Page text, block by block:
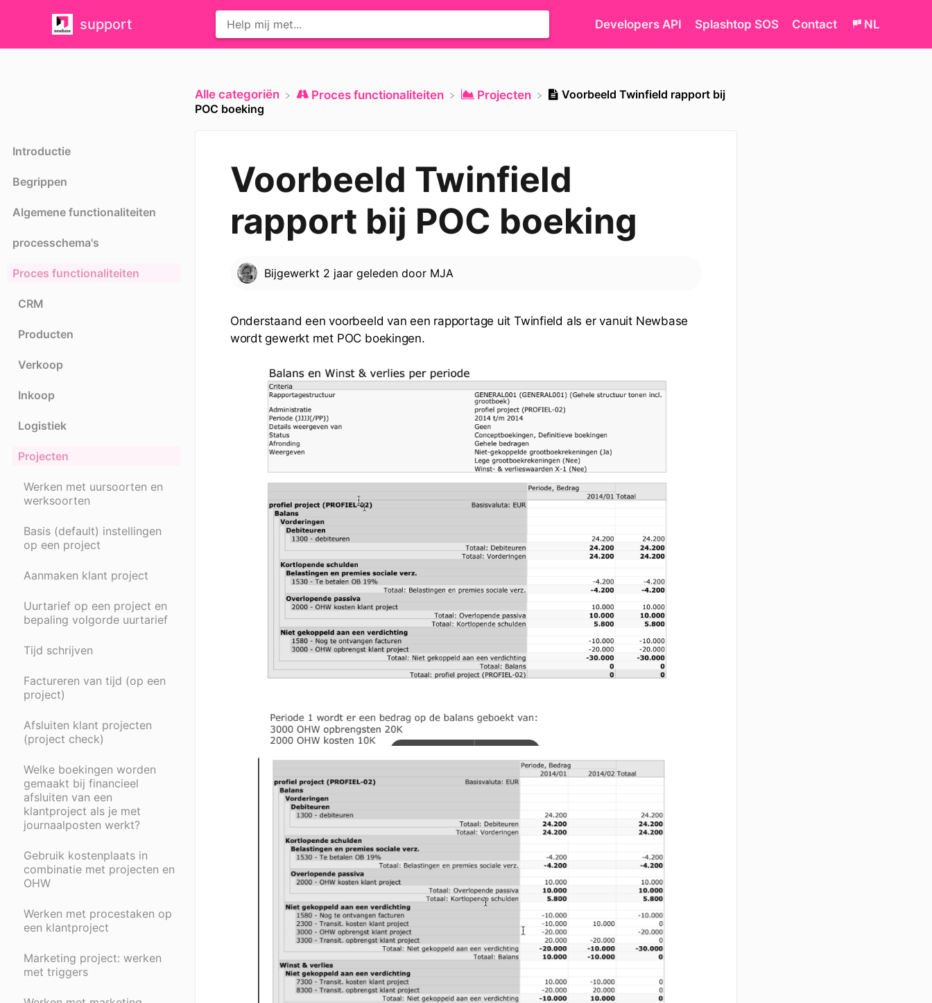
support Developers API Splashtop SOS Contact NL
Introductie
Begrippen
Algemene functionaliteiten
processchema's
Proces functionaliteiten
CRM
Producten
Verkoop
Inkoop
Logistiek
Projecten
Werken met uursoorten en
werksoorten
Basis (default) instellingen
op een project
Aanmaken klant project
Uurtarief op een project en
bepaling volgorde uurtarief
Tijd schrijven
Factureren van tijd (op een
project)
Afsluiten klant projecten
(project check)
Welke boekingen worden
gemaakt bij financieel
afsluiten van een
klantproject als je met
journaalposten werkt?
Gebruik kostenplaats in
combinatie met projecten en
OHW
Werken met procestaken op
een klantproject
Marketing project: werken
met triggers
Alle categoriën ​Proces functionaliteiten ​Projecten
Voorbeeld Twinfield rapport bij
POC boeking
Voorbeeld Twinfield
rapport bij POC boeking
Bijgewerkt 2 jaar geleden door MJA
Onderstaand een voorbeeld van een rapportage uit Twinfield als er vanuit Newbase
wordt gewerkt met POC boekingen.